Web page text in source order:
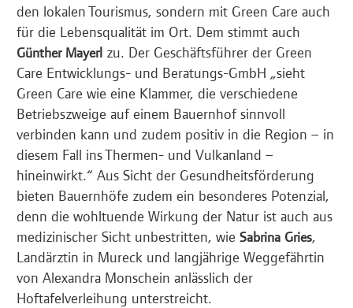
den lokalen Tourismus, sondern mit Green Care auch
für die Lebensqualität im Ort. Dem stimmt auch
Günther Mayerl zu. Der Geschäftsführer der Green
Care Entwicklungs- und Beratungs-GmbH „sieht
Green Care wie eine Klammer, die verschiedene
Betriebszweige auf einem Bauernhof sinnvoll
verbinden kann und zudem positiv in die Region – in
diesem Fall ins Thermen- und Vulkanland –
hineinwirkt.“ Aus Sicht der Gesundheitsförderung
bieten Bauernhöfe zudem ein besonderes Potenzial,
denn die wohltuende Wirkung der Natur ist auch aus
medizinischer Sicht unbestritten, wie Sabrina Gries,
Landärztin in Mureck und langjährige Weggefährtin
von Alexandra Monschein anlässlich der
Hoftafelverleihung unterstreicht.